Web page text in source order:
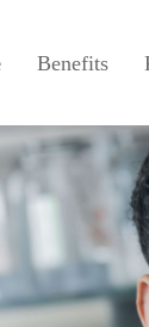
Benefits